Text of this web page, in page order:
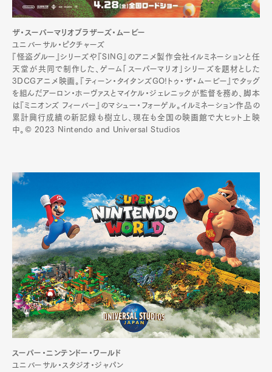
ザ・スーパーマリオブラザーズ・ムービー
ユニバーサル・ピクチャーズ
『怪盗グルー』シリーズや『SING』のアニメ製作会社イルミネーションと任
天堂が共同で制作した、ゲーム「スーパーマリオ」シリーズを題材とした
3DCGアニメ映画。『ティーン・タイタンズGO!トゥ・ザ・ムービー』でタッグ
を組んだアーロン・ホーヴァスとマイケル・ジェレニックが監督を務め、脚本
は『ミニオンズ フィーバー』のマシュー・フォーゲル。イルミネーション作品の
累計興行成績の新記録も樹立し、現在も全国の映画館で大ヒット上映
中。© 2023 Nintendo and Universal Studios
スーパー・ニンテンドー・ワールド
ユニバーサル・スタジオ・ジャパン